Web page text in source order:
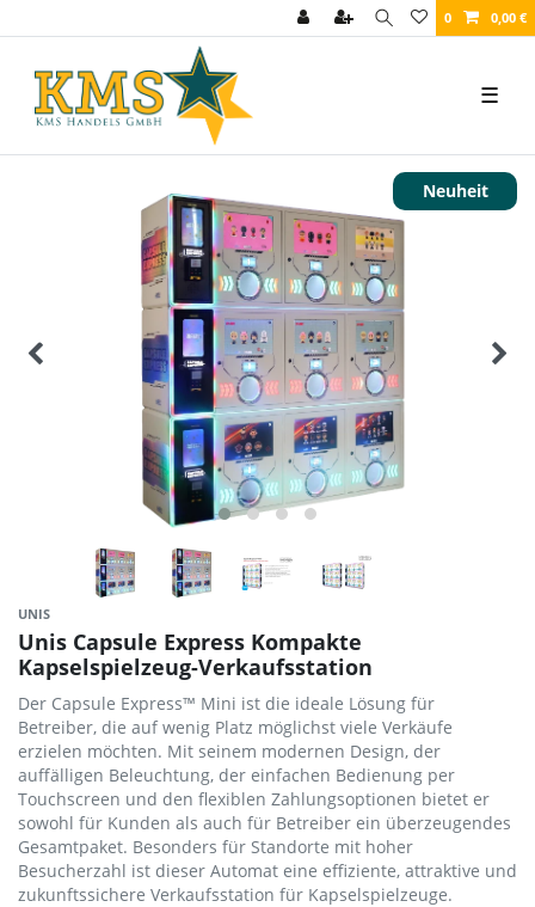
0 0,00 €
☰
Neuheit
UNIS
Unis Capsule Express Kompakte
Kapselspielzeug-Verkaufsstation
Der Capsule Express™ Mini ist die ideale Lösung für
Betreiber, die auf wenig Platz möglichst viele Verkäufe
erzielen möchten. Mit seinem modernen Design, der
auffälligen Beleuchtung, der einfachen Bedienung per
Touchscreen und den flexiblen Zahlungsoptionen bietet er
sowohl für Kunden als auch für Betreiber ein überzeugendes
Gesamtpaket. Besonders für Standorte mit hoher
Besucherzahl ist dieser Automat eine effiziente, attraktive und
zukunftssichere Verkaufsstation für Kapselspielzeuge.